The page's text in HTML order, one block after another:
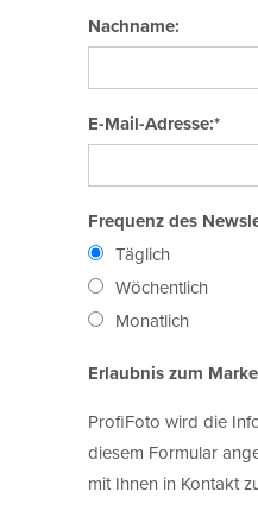
Nachname:
E-Mail-Adresse:*
Frequenz des
Täglich
Wöchentlich
Monatlich
Erlaubnis zum
ProfiFoto wird die
diesem Formular
mit Ihnen in Kontakt